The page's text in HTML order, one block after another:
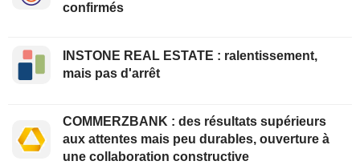
confirmés
INSTONE REAL ESTATE : ralentissement,
mais pas d'arrêt
COMMERZBANK : des résultats supérieurs
aux attentes mais peu durables, ouverture à
une collaboration constructive